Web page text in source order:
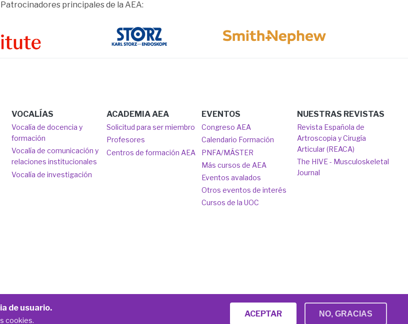
Patrocinadores principales de la AEA:
Image
VOCALÍAS
Vocalía de docencia y
formación
Vocalía de comunicación y
relaciones institucionales
Vocalía de investigación
ACADEMIA AEA
Solicitud para ser miembro
Profesores
Centros de formación AEA
EVENTOS
Congreso AEA
Calendario Formación
PNFA/MÁSTER
Más cursos de AEA
Eventos avalados
Otros eventos de interés
Cursos de la UOC
NUESTRAS REVISTAS
Revista Española de
Artroscopia y Cirugía
Articular (REACA)
The HIVE - Musculoskeletal
Journal
Desarrollado por IMAIDEA INTERACTIVA
de usuario.
cookies.
ACEPTAR NO, GRACIAS